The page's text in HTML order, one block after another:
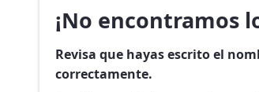
¡No encontramos
Revisa que hayas escrito el
correctamente.